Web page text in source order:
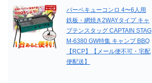
バーベキューコンロ 4〜6人用
鉄板・網焼き2WAYタイプ キャ
プテンスタッグ CAPTAIN STAG
M-6380 GW特集 キャンプ BBQ
【RCP】【メール便不可・宅配
便配送】